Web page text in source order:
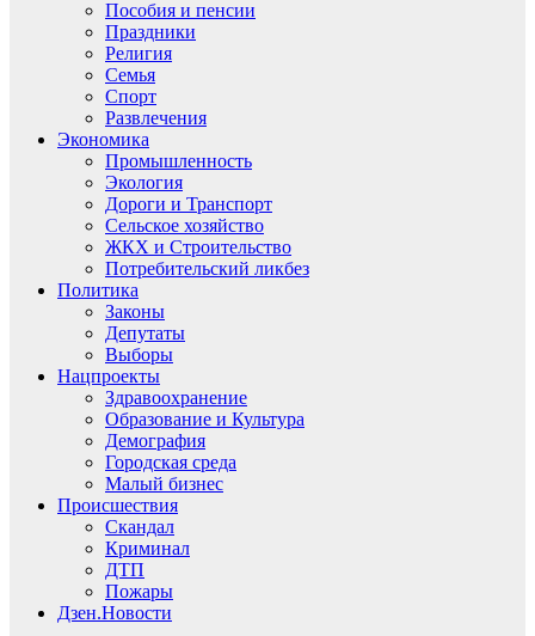
Пособия и пенсии
Праздники
Религия
Семья
Спорт
Развлечения
Экономика
Промышленность
Экология
Дороги и Транспорт
Сельское хозяйство
ЖКХ и Строительство
Потребительский ликбез
Политика
Законы
Депутаты
Выборы
Нацпроекты
Здравоохранение
Образование и Культура
Демография
Городская среда
Малый бизнес
Происшествия
Скандал
Криминал
ДТП
Пожары
Дзен.Новости